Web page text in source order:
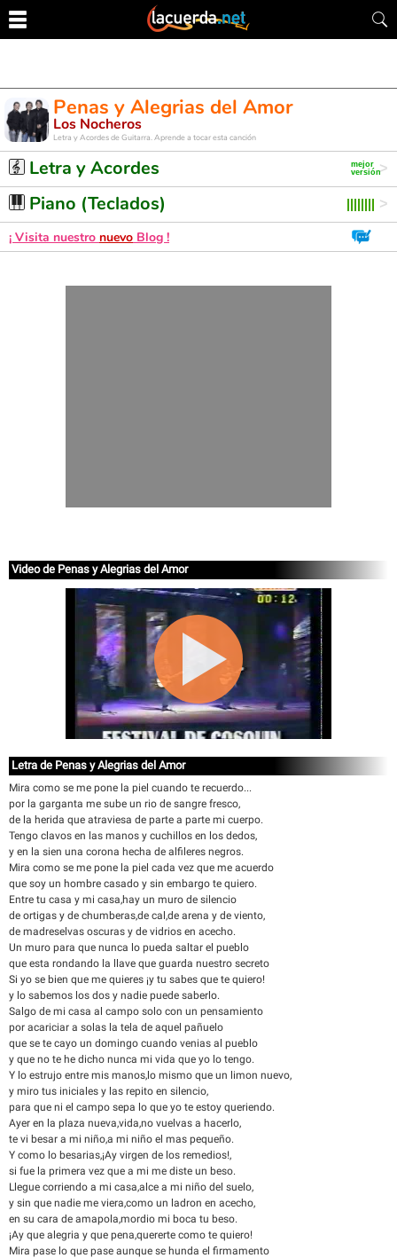
Penas y Alegrias del Amor
Los Nocheros
Letra y Acordes de Guitarra. Aprende a tocar esta canción
Letra y Acordes
Piano (Teclados)
¡ Visita nuestro nuevo Blog !
Video de Penas y Alegrias del Amor
Letra de Penas y Alegrias del Amor
Mira como se me pone la piel cuando te recuerdo...
por la garganta me sube un rio de sangre fresco,
de la herida que atraviesa de parte a parte mi cuerpo.
Tengo clavos en las manos y cuchillos en los dedos,
y en la sien una corona hecha de alfileres negros.
Mira como se me pone la piel cada vez que me acuerdo
que soy un hombre casado y sin embargo te quiero.
Entre tu casa y mi casa,hay un muro de silencio
de ortigas y de chumberas,de cal,de arena y de viento,
de madreselvas oscuras y de vidrios en acecho.
Un muro para que nunca lo pueda saltar el pueblo
que esta rondando la llave que guarda nuestro secreto
Si yo se bien que me quieres ¡y tu sabes que te quiero!
y lo sabemos los dos y nadie puede saberlo.
Salgo de mi casa al campo solo con un pensamiento
por acariciar a solas la tela de aquel pañuelo
que se te cayo un domingo cuando venias al pueblo
y que no te he dicho nunca mi vida que yo lo tengo.
Y lo estrujo entre mis manos,lo mismo que un limon nuevo,
y miro tus iniciales y las repito en silencio,
para que ni el campo sepa lo que yo te estoy queriendo.
Ayer en la plaza nueva,vida,no vuelvas a hacerlo,
te vi besar a mi niño,a mi niño el mas pequeño.
Y como lo besarias,¡Ay virgen de los remedios!,
si fue la primera vez que a mi me diste un beso.
Llegue corriendo a mi casa,alce a mi niño del suelo,
y sin que nadie me viera,como un ladron en acecho,
en su cara de amapola,mordio mi boca tu beso.
¡Ay que alegria y que pena,quererte como te quiero!
Mira pase lo que pase aunque se hunda el firmamento